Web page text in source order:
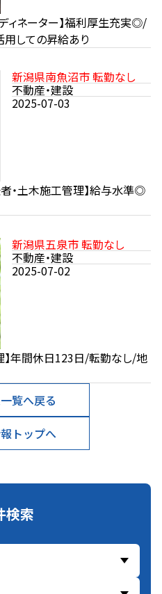
検索
ィネーター】福利厚生充実◎/
しての昇給あり
新潟県南魚沼市 転勤なし
不動産・建設
2025-07-03
・土木施工管理】給与水準◎
新潟県五泉市 転勤なし
不動産・建設
2025-07-02
年間休日123日/転勤なし/地
覧へ戻る
トップへ